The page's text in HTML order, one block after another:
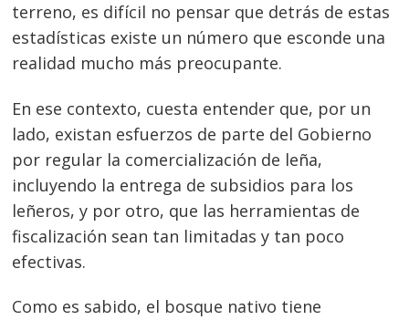
terreno, es difícil no pensar que detrás de estas
estadísticas existe un número que esconde una
realidad mucho más preocupante.
En ese contexto, cuesta entender que, por un
lado, existan esfuerzos de parte del Gobierno
por regular la comercialización de leña,
incluyendo la entrega de subsidios para los
leñeros, y por otro, que las herramientas de
fiscalización sean tan limitadas y tan poco
efectivas.
Como es sabido, el bosque nativo tiene
Navegación
de